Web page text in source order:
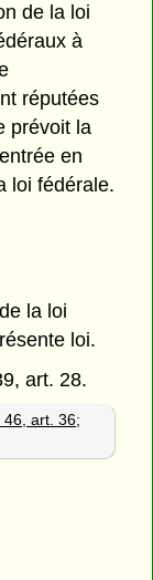
de la loi
à
réputées
prévoit la
en
loi fédérale.
la loi
loi.
art. 28.
46, art. 36;